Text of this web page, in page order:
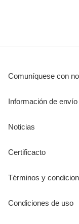
Comuníquese con
Información de envío
Noticias
Certificacto
Términos y
Condiciones de uso